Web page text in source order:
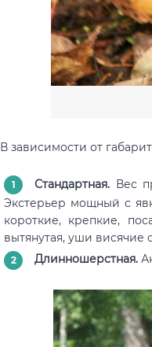
В зависимости от
Стандартная. Вес
Экстерьер мощный с
короткие, крепкие,
вытянутая, уши висячие
Длинношерстная.